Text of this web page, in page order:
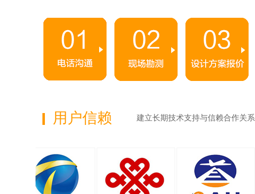
用户信赖 建立长期技术支持与信赖合作关系